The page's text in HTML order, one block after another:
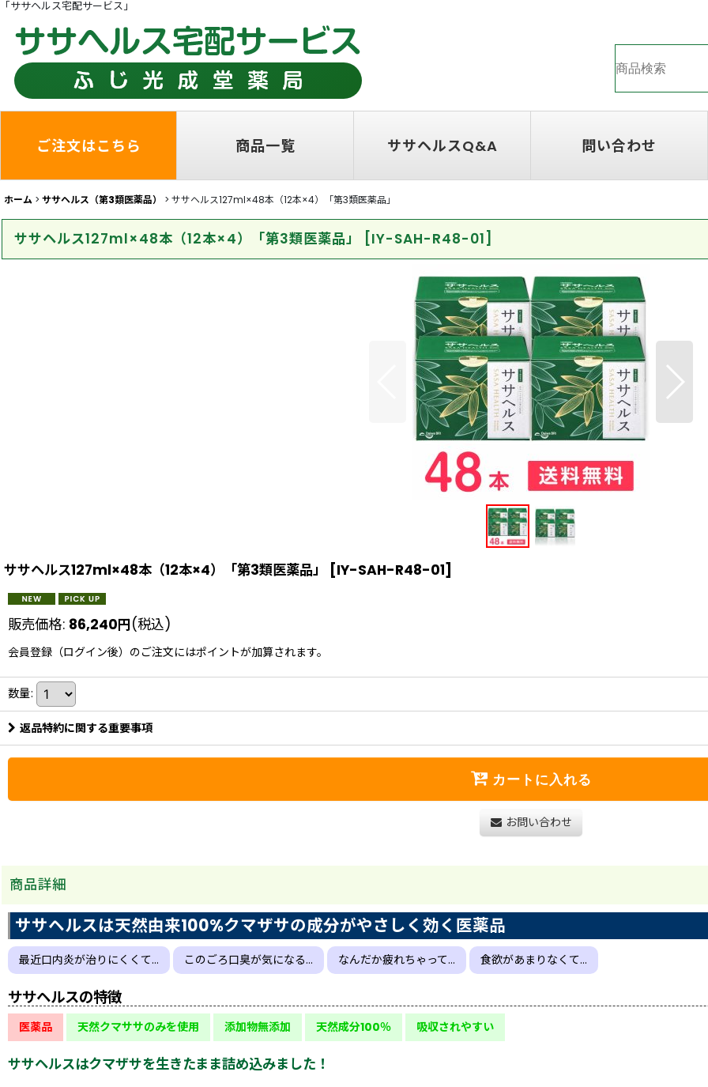
「ササヘルス宅配サービス」
ご注文はこちら 商品一覧 ササヘルスQ&A 問い合わせ
ホーム > ササヘルス（第3類医薬品） > ササヘルス127ml×48本（12本×4）「第3類医薬品」
ササヘルス127ml×48本（12本×4）「第3類医薬品」 [IY-SAH-R48-01]
ササヘルス127ml×48本（12本×4）「第3類医薬品」 [IY-SAH-R48-01]
販売価格: 86,240円(税込)
会員登録（ログイン後）のご注文にはポイントが加算されます。
数量:
返品特約に関する重要事項
カートに入れる
お問い合わせ
商品詳細
ササヘルスは天然由来100%クマザサの成分がやさしく効く医薬品
最近口内炎が治りにくくて… このごろ口臭が気になる… なんだか疲れちゃって… 食欲があまりなくて…
ササヘルスの特徴
医薬品 天然クマササのみを使用 添加物無添加 天然成分100％ 吸収されやすい
ササヘルスはクマザサを生きたまま詰め込みました！